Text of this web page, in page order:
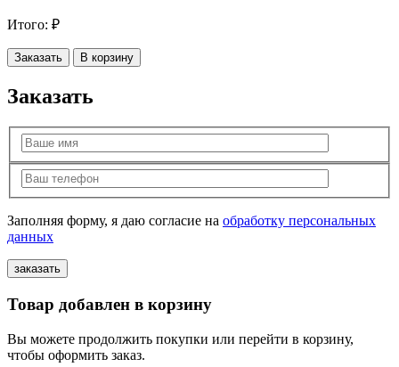
Итого: ₽
Заказать В корзину
Заказать
Заполняя форму, я даю согласие на обработку персональных
данных
Товар добавлен в корзину
Вы можете продолжить покупки или перейти в корзину,
чтобы оформить заказ.